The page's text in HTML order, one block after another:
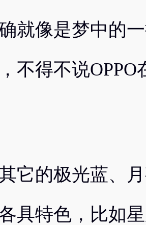
就像是梦中的
不得不说
它的极光蓝、
具特色，比如